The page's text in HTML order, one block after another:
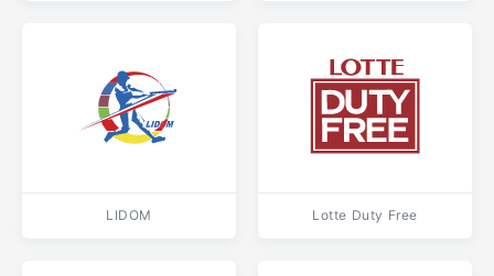
LIDOM Lotte Duty Free